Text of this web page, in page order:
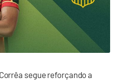
segue reforçando a